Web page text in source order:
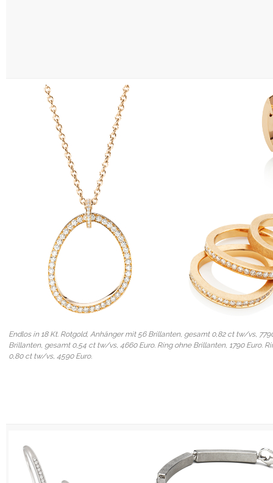
Endlos in 18 Kt. Rotgold, Anhänger mit 56 Brillanten, gesamt 0,82 ct tw/vs,
Brillanten, gesamt 0,54 ct tw/vs, 4660 Euro. Ring ohne Brillanten, 1790 Euro.
0,80 ct tw/vs, 4590 Euro.